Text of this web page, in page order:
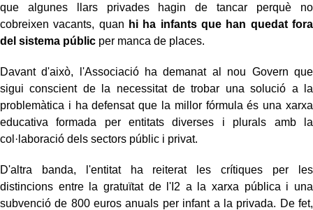
que algunes llars privades hagin de tancar perquè no
cobreixen vacants, quan hi ha infants que han quedat fora
del sistema públic per manca de places.
Davant d'això, l'Associació ha demanat al nou Govern que
sigui conscient de la necessitat de trobar una solució a la
problemàtica i ha defensat que la millor fórmula és una xarxa
educativa formada per entitats diverses i plurals amb la
col·laboració dels sectors públic i privat.
D'altra banda, l'entitat ha reiterat les crítiques per les
distincions entre la gratuïtat de l'I2 a la xarxa pública i una
subvenció de 800 euros anuals per infant a la privada. De fet,